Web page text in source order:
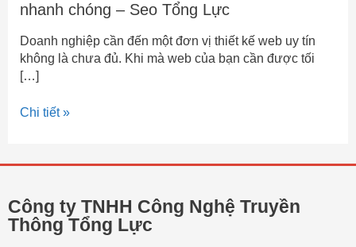
nhanh chóng – Seo Tổng Lực
Doanh nghiệp cần đến một đơn vị thiết kế web uy tín
không là chưa đủ. Khi mà web của bạn cần được tối
[…]
Chi tiết »
Công ty TNHH Công Nghệ Truyền
Thông Tổng Lực